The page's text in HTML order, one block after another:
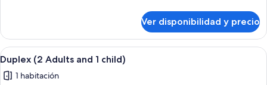
1
child)
(3
Adults
and
child)
Ver disponibilidad y precio
Ver
todas
las
Minibar, caja de seguridad en la
6
Duplex (2 Adults and 1 child)
1 habitación